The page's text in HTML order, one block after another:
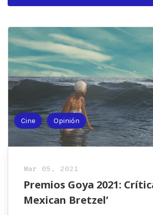
Cine Opinión
Mar 05, 2021
Premios Goya 2021:
Mexican Bretzel’